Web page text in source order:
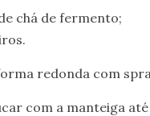
chá de fermento;
redonda com
com a manteiga